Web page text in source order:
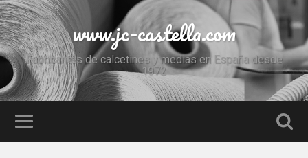
www.jc-castella.com
Fabricantes de calcetines y medias en España desde
1972